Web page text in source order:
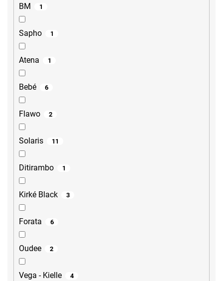
BM 1
Sapho 1
Atena 1
Bebé 6
Flawo 2
Solaris 11
Ditirambo 1
Kirké Black 3
Forata 6
Oudee 2
Vega - Kielle 4